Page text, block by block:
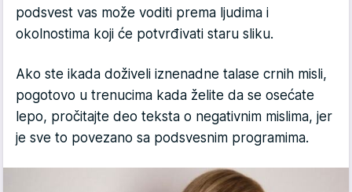
podsvest vas može voditi prema ljudima i
okolnostima koji će potvrđivati staru sliku.
Ako ste ikada doživeli iznenadne talase crnih misli,
pogotovo u trenucima kada želite da se osećate
lepo, pročitajte deo teksta o negativnim mislima, jer
je sve to povezano sa podsvesnim programima.